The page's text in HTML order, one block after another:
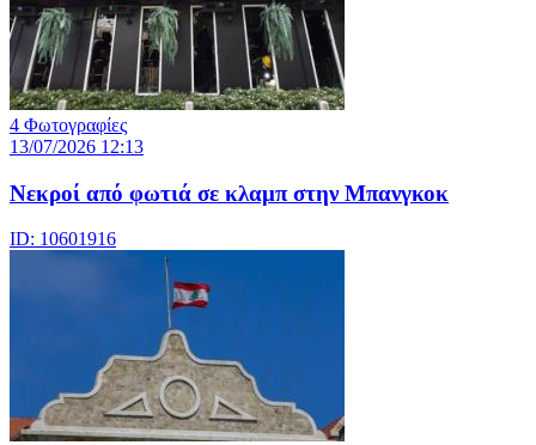
4 Φωτογραφίες
13/07/2026 12:13
Νεκροί από φωτιά σε κλαμπ στην Μπανγκοκ
ID: 10601916